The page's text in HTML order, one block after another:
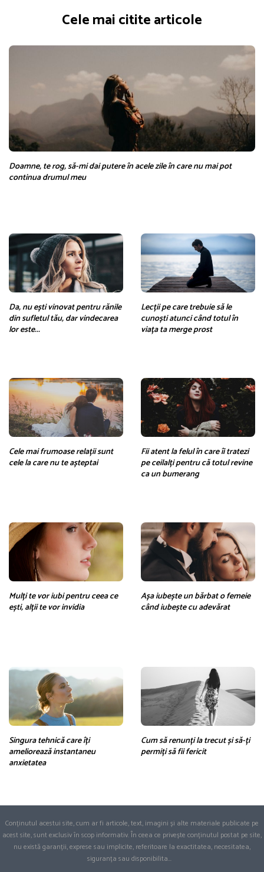
Cele mai citite articole
Doamne, te rog, să-mi dai putere în acele zile în care nu mai pot
continua drumul meu
Da, nu ești vinovat pentru rănile
din sufletul tău, dar vindecarea
lor este...
Lecții pe care trebuie să le
cunoști atunci când totul în
viața ta merge prost
Cele mai frumoase relații sunt
cele la care nu te așteptai
Fii atent la felul în care îi tratezi
pe ceilalți pentru că totul revine
ca un bumerang
Mulți te vor iubi pentru ceea ce
ești, alții te vor invidia
Așa iubește un bărbat o femeie
când iubește cu adevărat
Singura tehnică care îți
ameliorează instantaneu
anxietatea
Cum să renunți la trecut și să-ți
permiți să fii fericit
Conținutul acestui site, cum ar fi articole, text, imagini și alte materiale publicate pe
acest site, sunt exclusiv în scop informativ. În ceea ce privește conținutul postat pe site,
nu există garanții, exprese sau implicite, referitoare la exactitatea, necesitatea,
siguranța sau disponibilita...